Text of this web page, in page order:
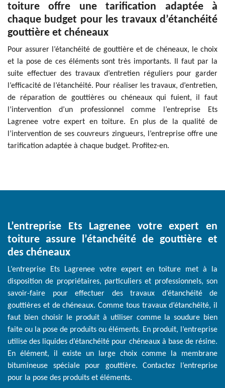
toiture offre une tarification adaptée à
chaque budget pour les travaux d’étanchéité
gouttière et chéneaux
Pour assurer l’étanchéité de gouttière et de chéneaux, le choix
et la pose de ces éléments sont très importants. Il faut par la
suite effectuer des travaux d’entretien réguliers pour garder
l’efficacité de l’étanchéité. Pour réaliser les travaux, d’entretien,
de réparation de gouttières ou chéneaux qui fuient, il faut
l’intervention d’un professionnel comme l’entreprise Ets
Lagrenee votre expert en toiture. En plus de la qualité de
l’intervention de ses couvreurs zingueurs, l’entreprise offre une
tarification adaptée à chaque budget. Profitez-en.
L’entreprise Ets Lagrenee votre expert en
toiture assure l’étanchéité de gouttière et
des chéneaux
L’entreprise Ets Lagrenee votre expert en toiture met à la
disposition de propriétaires, particuliers et professionnels, son
savoir-faire pour effectuer des travaux d’étanchéité de
gouttières et de chéneaux. Comme tous travaux d’étanchéité, il
faut bien choisir le produit à utiliser comme la soudure bien
faite ou la pose de produits ou éléments. En produit, l’entreprise
utilise des liquides d’étanchéité pour chéneaux à base de résine.
En élément, il existe un large choix comme la membrane
bitumineuse spéciale pour gouttière. Contactez l’entreprise
pour la pose des produits et éléments.